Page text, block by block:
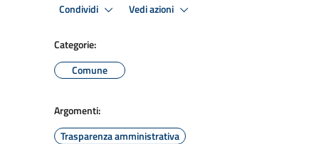
Condividi Vedi azioni
Categorie:
Comune
Argomenti:
Trasparenza amministrativa